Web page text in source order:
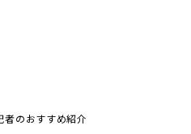
のおすすめ紹介